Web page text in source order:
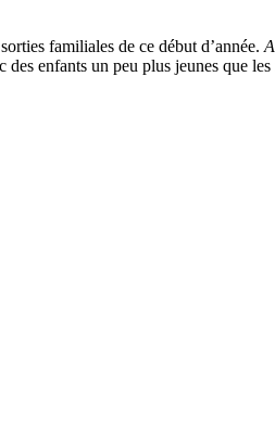
familiales de ce début d’année.
enfants un peu plus jeunes que